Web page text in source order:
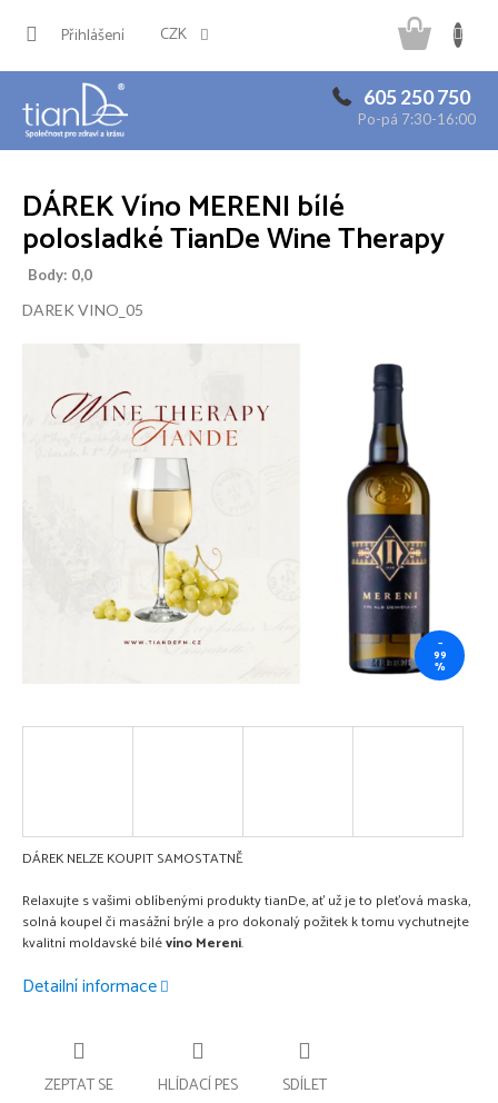
CZK
Přihlášení
605 250 750
Po-pá 7:30-16:00
košík
DÁREK Víno MERENI bílé
polosladké TianDe Wine Therapy
Body: 0,0
DAREK VINO_05
–
99
%
DÁREK NELZE KOUPIT SAMOSTATNĚ
Relaxujte s vašimi oblíbenými produkty tianDe, ať už je to pleťová maska,
solná koupel či masážní brýle a pro dokonalý požitek k tomu vychutnejte
kvalitnímoldavské bílévínoMereni.
Detailní informace
ZEPTAT SE HLÍDACÍ PES SDÍLET